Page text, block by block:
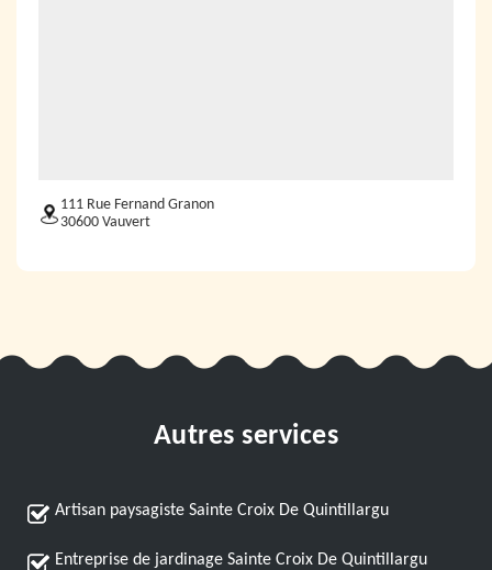
111 Rue Fernand Granon
30600 Vauvert
Autres services
Artisan paysagiste Sainte Croix De Quintillargu
Entreprise de jardinage Sainte Croix De Quintillargu